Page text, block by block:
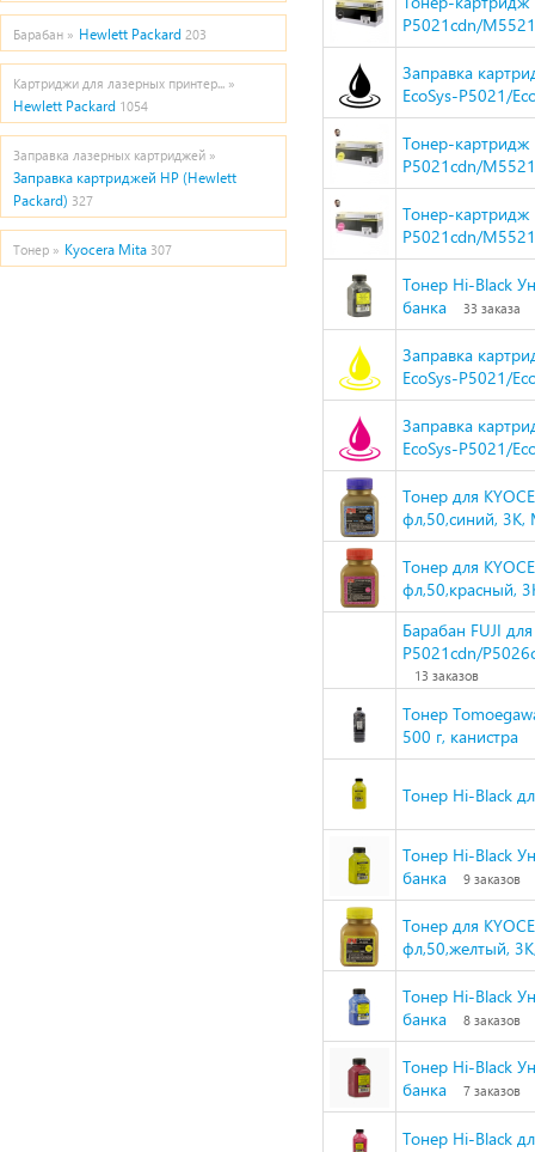
Барабан » Hewlett Packard 203
Картриджи для лазерных принтер... »
Hewlett Packard 1054
Заправка лазерных картриджей »
Заправка картриджей HP (Hewlett
Packard) 327
Тонер » Kyocera Mita 307
P5021cdn/
Заправка
EcoSys-P5021/
Тонер-картридж
P5021cdn/
Тонер-картридж
P5021cdn/
Тонер Hi-Black
банка
33 заказа
Заправка
EcoSys-P5021/
Заправка
EcoSys-P5021/
Тонер для
фл,50,синий, 3К,
Тонер для
фл,50,красный,
Барабан FUJI
P5021cdn/
13 заказов
Тонер
500 г, канистра
Тонер Hi-Black
Тонер Hi-Black
банка
9 заказов
Тонер для
фл,50,желтый,
Тонер Hi-Black
банка
8 заказов
Тонер Hi-Black
банка
7 заказов
Тонер Hi-Black